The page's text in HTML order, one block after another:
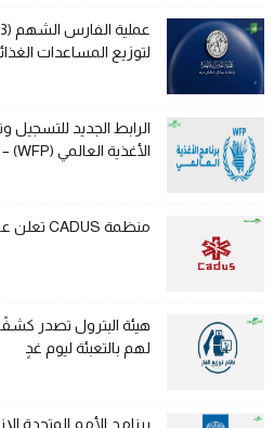
لتوزيع المساعدات
الرابط الجديد للتسجيل
الأغذية العالمي (WFP) – قطاع غزة
منظمة CADUS تعلن عن حاجتها لوظائف شاغرة
هيئة البترول تصدر
لهم بالتعبئة ليوم غدٍ